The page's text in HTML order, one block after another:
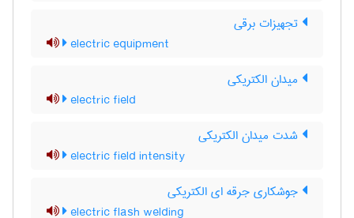
تجهیزات برقی
electric equipment
میدان الکتریکی
electric field
شدت میدان الکتریکی
electric field intensity
جوشکاری جرقه ای الکتریکی
electric flash welding